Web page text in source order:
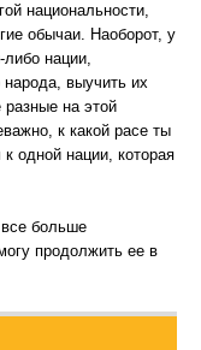
национальности,
обычаи. Наоборот, у
либо нации,
народа, выучить их
на этой
к какой расе ты
одной нации, которая
больше
продолжить ее в